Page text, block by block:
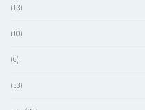
(13)
(10)
(6)
(33)